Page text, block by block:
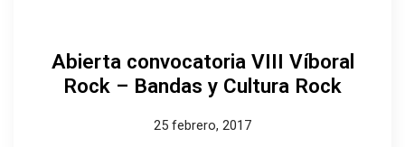
Abierta convocatoria VIII Víboral
Rock – Bandas y Cultura Rock
25 febrero, 2017